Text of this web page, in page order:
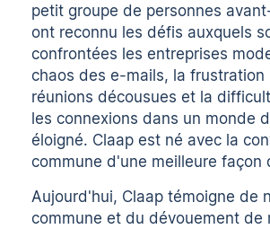
petit groupe de personnes
ont reconnu les défis auxquels
confrontées les entreprises
chaos des e-mails, la frustration
réunions décousues et la
les connexions dans un monde
éloigné. Claap est né avec la
commune d'une meilleure façon
Aujourd'hui, Claap témoigne de
commune et du dévouement de